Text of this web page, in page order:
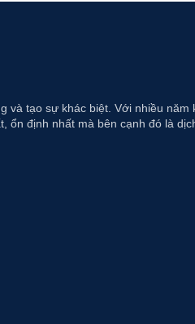
tạo sự khác biệt. Với nhiều
định nhất mà bên cạnh đó là